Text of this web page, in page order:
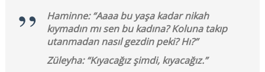
Haminne: “Aaaa bu yaşa kadar nikah
kıymadın mı sen bu kadına? Koluna takıp
utanmadan nasıl gezdin peki? Hı?”
Züleyha: “Kıyacağız şimdi, kıyacağız.”